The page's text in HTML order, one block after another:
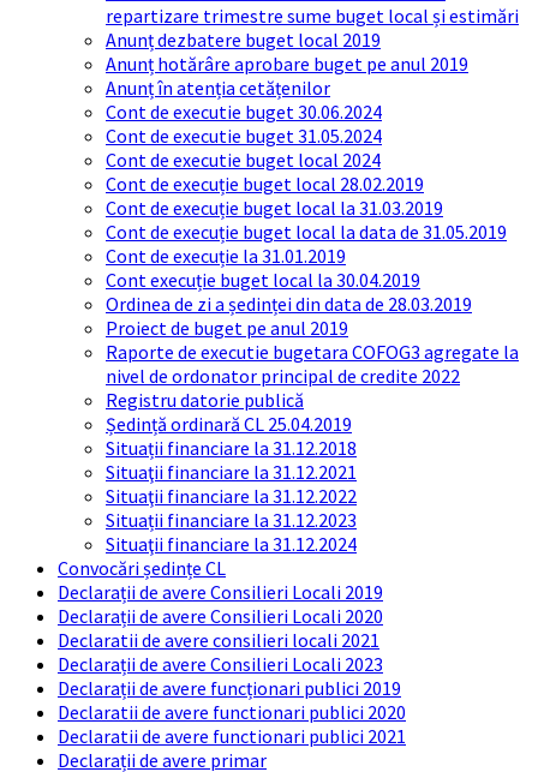
repartizare trimestre sume buget local și estimări
Anunț dezbatere buget local 2019
Anunț hotărâre aprobare buget pe anul 2019
Anunț în atenția cetățenilor
Cont de executie buget 30.06.2024
Cont de executie buget 31.05.2024
Cont de executie buget local 2024
Cont de execuție buget local 28.02.2019
Cont de execuție buget local la 31.03.2019
Cont de execuție buget local la data de 31.05.2019
Cont de execuție la 31.01.2019
Cont execuție buget local la 30.04.2019
Ordinea de zi a ședinței din data de 28.03.2019
Proiect de buget pe anul 2019
Raporte de executie bugetara COFOG3 agregate la
nivel de ordonator principal de credite 2022
Registru datorie publică
Ședință ordinară CL 25.04.2019
Situații financiare la 31.12.2018
Situaţii financiare la 31.12.2021
Situaţii financiare la 31.12.2022
Situații financiare la 31.12.2023
Situaţii financiare la 31.12.2024
Convocări ședințe CL
Declarații de avere Consilieri Locali 2019
Declarații de avere Consilieri Locali 2020
Declaratii de avere consilieri locali 2021
Declarații de avere Consilieri Locali 2023
Declarații de avere funcționari publici 2019
Declaratii de avere functionari publici 2020
Declaratii de avere functionari publici 2021
Declarații de avere primar